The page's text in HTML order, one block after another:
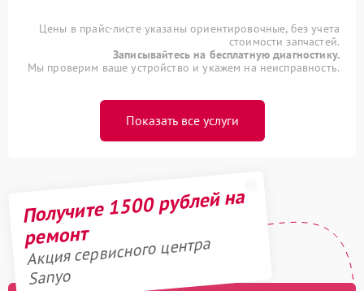
Цены в прайс-листе указаны ориентировочные, без учета
стоимости запчастей.
Записывайтесь на бесплатную диагностику.
Мы проверим ваше устройство и укажем на неисправность.
Показать все услуги
Получите 1500 рублей на
ремонт
Акция сервисного центра
Sanyo